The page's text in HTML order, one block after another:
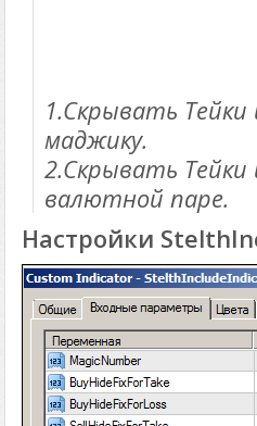
1.Скрывать
маджику.
2.Скрывать Тейки
валютной паре.
Настройки